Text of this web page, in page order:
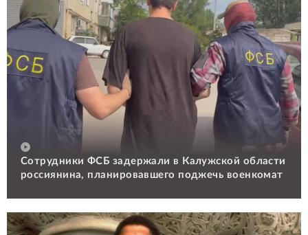
Сотрудники ФСБ задержали в Калужской области
россиянина, планировавшего поджечь военкомат